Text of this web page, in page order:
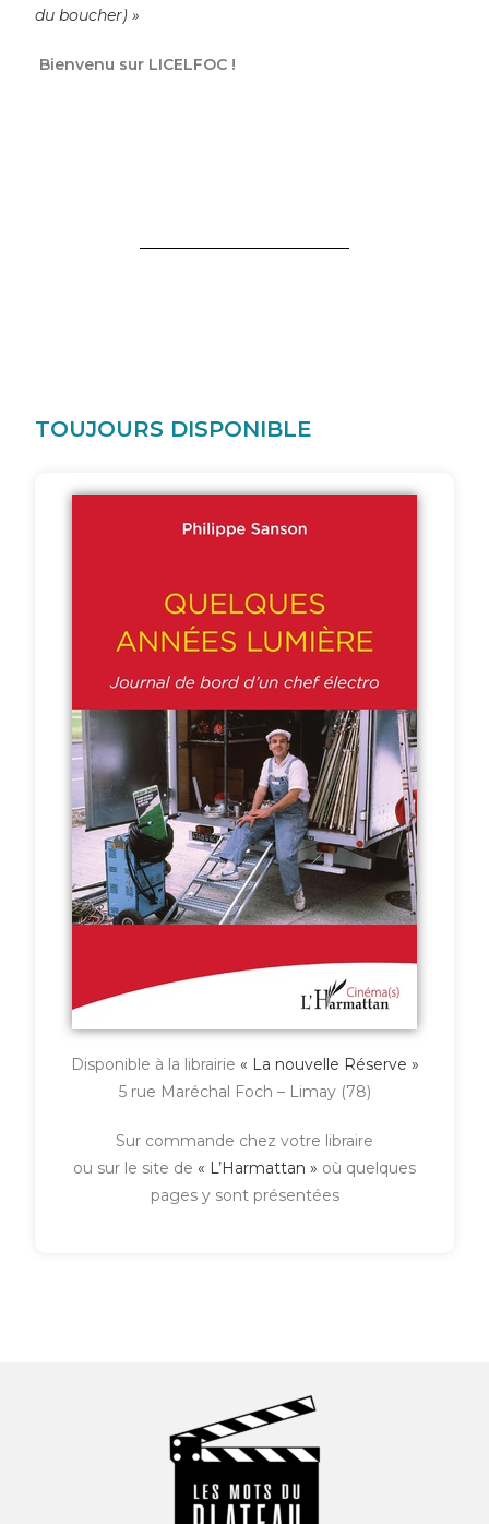
du boucher) »
Bienvenu sur LICELFOC !
TOUJOURS DISPONIBLE
Disponible à la librairie « La nouvelle Réserve »
5 rue Maréchal Foch – Limay (78)
Sur commande chez votre libraire
ou sur le site de « L’Harmattan » où quelques
pages y sont présentées